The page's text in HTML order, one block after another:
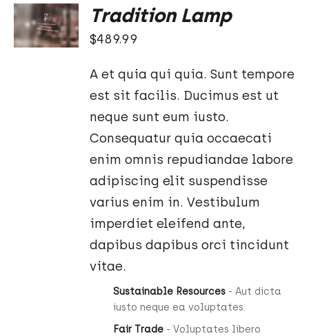
DO
KOSZYKA
/
Tradition Lamp
$489.99
A et quia qui quia. Sunt tempore
est sit facilis. Ducimus est ut
neque sunt eum iusto.
Consequatur quia occaecati
enim omnis repudiandae labore
adipiscing elit suspendisse
varius enim in. Vestibulum
imperdiet eleifend ante,
dapibus dapibus orci tincidunt
vitae.
Sustainable Resources- Aut dicta
iusto neque ea voluptates.
Fair Trade- Voluptates libero